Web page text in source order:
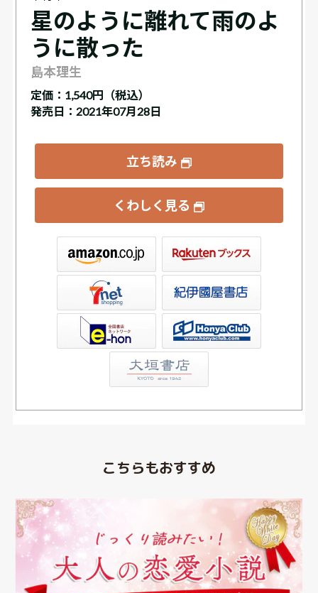
星のように離れて雨のよ
うに散った
島本理生
定価： 1,540円（税込）
発売日：2021年07月28日
立ち読み
くわしく見る
書店ウェブストア
こちらもおすすめ